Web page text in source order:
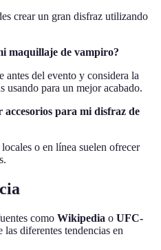
crear un gran disfraz utilizando
maquillaje de vampiro?
antes del evento y considera la
usando para un mejor acabado.
para mi disfraz de
o en línea suelen ofrecer
como Wikipedia o UFC-
las diferentes tendencias en